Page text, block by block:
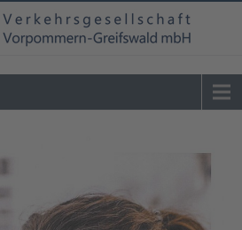
Tel. 0 39 76 - 24 02 - 0info@vvg-bus.de